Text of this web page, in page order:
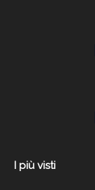
I più visti